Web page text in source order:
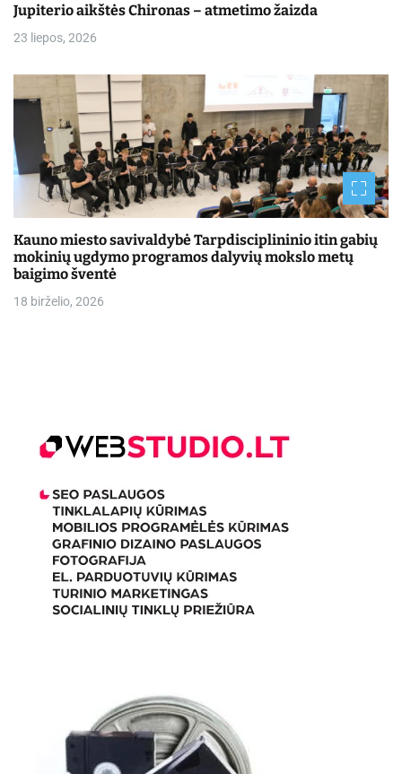
Jupiterio aikštės Chironas – atmetimo žaizda
23 liepos, 2026
Kauno miesto savivaldybė Tarpdisciplininio itin gabių
mokinių ugdymo programos dalyvių mokslo metų
baigimo šventė
18 birželio, 2026